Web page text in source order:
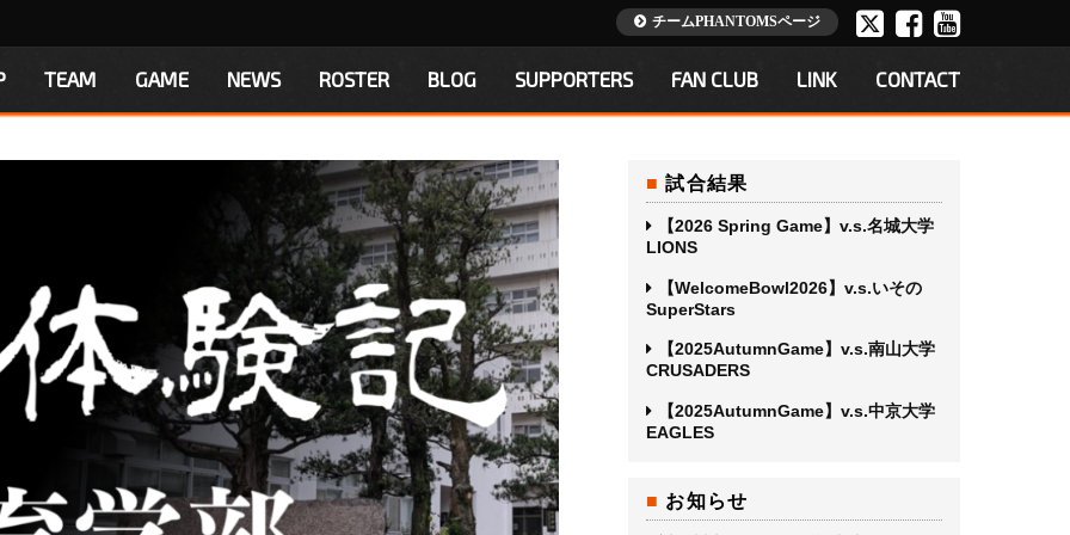
チームPHANTOMSページ
TEAM GAME NEWS ROSTER BLOG SUPPORTERS FAN CLUB LINK CONTACT
試合結果
【2026 Spring Game】v.s.名城大学
LIONS
【WelcomeBowl2026】v.s.いその
SuperStars
【2025AutumnGame】v.s.南山大学
CRUSADERS
【2025AutumnGame】v.s.中京大学
EAGLES
お知らせ